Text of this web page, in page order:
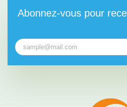
Abonnez-vous pour